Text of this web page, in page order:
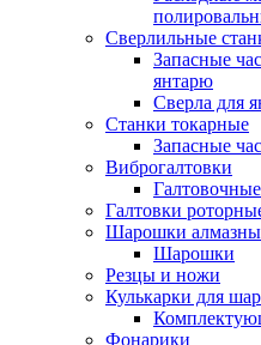
Сверлильные
Запасные
янтарю
Сверла для
Станки токарные
Запасные
Виброгалтовки
Галтовки
Шарошки
Шарошки
Резцы и ножи
Кулькарки для
Фонарики